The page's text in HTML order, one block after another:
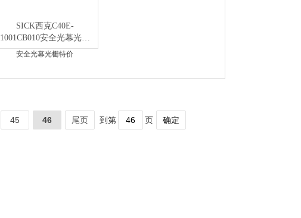
SICK西克C40E-
1001CB010安全光幕光栅
特价
45 46 尾页 到第 页 确定